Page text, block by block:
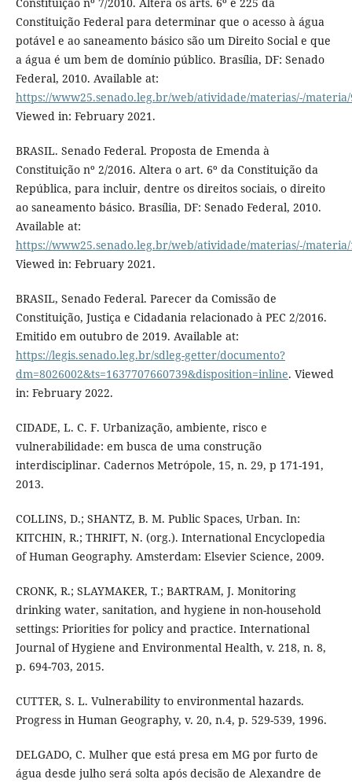
Constituição Federal para determinar que o acesso à água
potável e ao saneamento básico são um Direito Social e que
a água é um bem de domínio público. Brasília, DF: Senado
Federal, 2010. Available at:
https://www25.senado.leg.br/web/atividade/materias/-/materia/
Viewed in: February 2021.
BRASIL. Senado Federal. Proposta de Emenda à
Constituição nº 2/2016. Altera o art. 6º da Constituição da
República, para incluir, dentre os direitos sociais, o direito
ao saneamento básico. Brasília, DF: Senado Federal, 2010.
Available at:
https://www25.senado.leg.br/web/atividade/materias/-/materia/
Viewed in: February 2021.
BRASIL, Senado Federal. Parecer da Comissão de
Constituição, Justiça e Cidadania relacionado à PEC 2/2016.
Emitido em outubro de 2019. Available at:
https://legis.senado.leg.br/sdleg-getter/documento?
dm=8026002&ts=1637707660739&disposition=inline. Viewed
in: February 2022.
CIDADE, L. C. F. Urbanização, ambiente, risco e
vulnerabilidade: em busca de uma construção
interdisciplinar. Cadernos Metrópole, 15, n. 29, p 171-191,
2013.
COLLINS, D.; SHANTZ, B. M. Public Spaces, Urban. In:
KITCHIN, R.; THRIFT, N. (org.). International Encyclopedia
of Human Geography. Amsterdam: Elsevier Science, 2009.
CRONK, R.; SLAYMAKER, T.; BARTRAM, J. Monitoring
drinking water, sanitation, and hygiene in non-household
settings: Priorities for policy and practice. International
Journal of Hygiene and Environmental Health, v. 218, n. 8,
p. 694-703, 2015.
CUTTER, S. L. Vulnerability to environmental hazards.
Progress in Human Geography, v. 20, n.4, p. 529-539, 1996.
DELGADO, C. Mulher que está presa em MG por furto de
água desde julho será solta após decisão de Alexandre de